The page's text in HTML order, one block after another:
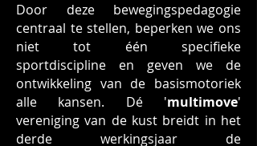
Door deze bewegingspedagogie
centraal te stellen, beperken we ons
niet tot één specifieke
sportdiscipline en geven we de
ontwikkeling van de basismotoriek
alle kansen. Dé 'multimove'
vereniging van de kust breidt in het
derde werkingsjaar de